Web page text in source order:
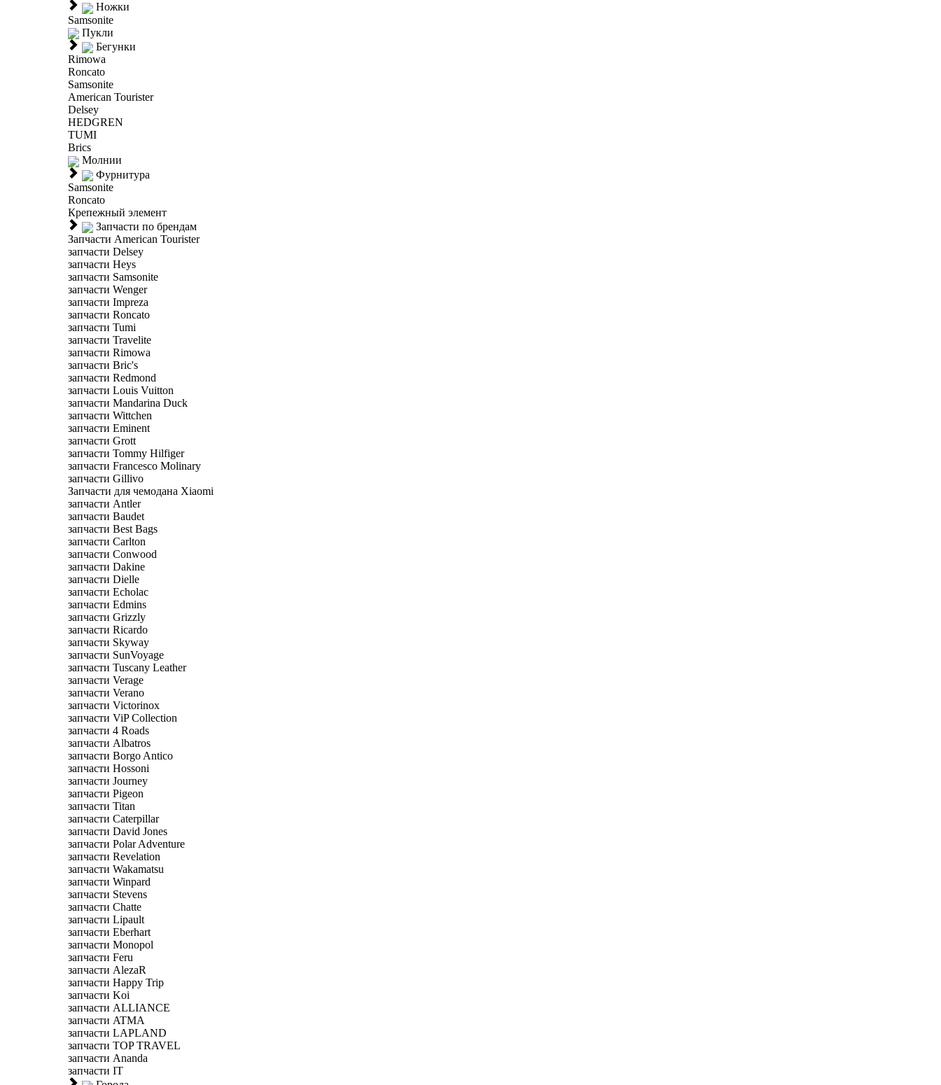
Ножки
Samsonite
Пукли
Бегунки
Rimowa
Roncato
Samsonite
American Tourister
Delsey
HEDGREN
TUMI
Brics
Молнии
Фурнитура
Samsonite
Roncato
Крепежный элемент
Запчасти по брендам
Запчасти American Tourister
запчасти Delsey
запчасти Heys
запчасти Samsonite
запчасти Wenger
запчасти Impreza
запчасти Roncato
запчасти Tumi
запчасти Travelite
запчасти Rimowa
запчасти Bric's
запчасти Redmond
запчасти Louis Vuitton
запчасти Mandarina Duck
запчасти Wittchen
запчасти Eminent
запчасти Grott
запчасти Tommy Hilfiger
запчасти Francesco Molinary
запчасти Gillivo
Запчасти для чемодана Xiaomi
запчасти Antler
запчасти Baudet
запчасти Best Bags
запчасти Carlton
запчасти Conwood
запчасти Dakine
запчасти Dielle
запчасти Echolac
запчасти Edmins
запчасти Grizzly
запчасти Ricardo
запчасти Skyway
запчасти SunVoyage
запчасти Tuscany Leather
запчасти Verage
запчасти Verano
запчасти Victorinox
запчасти ViP Collection
запчасти 4 Roads
запчасти Albatros
запчасти Borgo Antico
запчасти Hossoni
запчасти Journey
запчасти Pigeon
запчасти Titan
запчасти Caterpillar
запчасти David Jones
запчасти Polar Adventure
запчасти Revelation
запчасти Wakamatsu
запчасти Winpard
запчасти Stevens
запчасти Chatte
запчасти Lipault
запчасти Eberhart
запчасти Monopol
запчасти Feru
запчасти AlezaR
запчасти Happy Trip
запчасти Koi
запчасти ALLIANCE
запчасти ATMA
запчасти LAPLAND
запчасти TOP TRAVEL
запчасти Ananda
запчасти IT